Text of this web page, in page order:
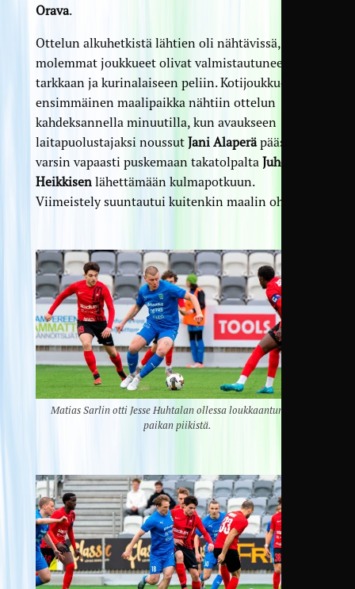
Orava.
Ottelun alkuhetkistä lähtien oli nähtävissä, että
molemmat joukkueet olivat valmistautuneet
tarkkaan ja kurinalaiseen peliin. Kotijoukkueen
ensimmäinen maalipaikka nähtiin ottelun
kahdeksannella minuutilla, kun avaukseen
laitapuolustajaksi noussut Jani Alaperäpääsi
varsin vapaasti puskemaan takatolpalta Juho
Heikkisenlähettämään kulmapotkuun.
Viimeistely suuntautui kuitenkin maalin ohi.
Matias Sarlin otti Jesse Huhtalan ollessa loukkaantuneena
paikan piikistä.